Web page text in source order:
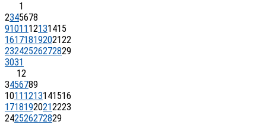
1
2345678
91011 12131415
16171819202122
23242526272829
3031
12
3456789
1011 1213141516
17181920212223
242526272829